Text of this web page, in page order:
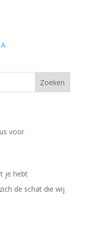
Zoeken
voor
je hebt
de schat die wij